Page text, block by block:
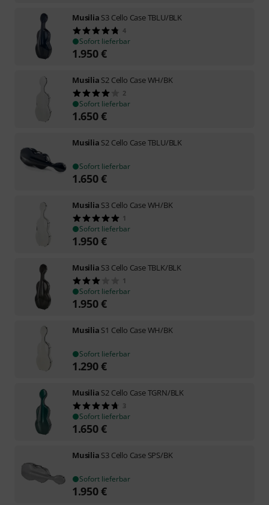
Musilia S3 Cello Case TBLU/BLK
4
Sofort lieferbar
1.950€
Musilia S2 Cello Case WH/BK
2
Sofort lieferbar
1.650€
Musilia S2 Cello Case TBLU/BLK
Sofort lieferbar
1.650€
Musilia S3 Cello Case WH/BK
1
Sofort lieferbar
1.950€
Musilia S3 Cello Case TBLK/BLK
1
Sofort lieferbar
1.950€
Musilia S1 Cello Case WH/BK
Sofort lieferbar
1.290€
Musilia S2 Cello Case TGRN/BLK
3
Sofort lieferbar
1.650€
Musilia S3 Cello Case SPS/BK
Sofort lieferbar
1.950€